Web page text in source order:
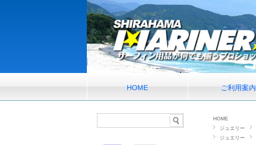
HOME ご利用案内
HOME
ジュエリー
ジュエリー